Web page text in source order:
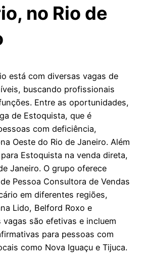
, no Rio de
está com diversas vagas de
buscando profissionais
Entre as oportunidades,
de Estoquista, que é
com deficiência,
Oeste do Rio de Janeiro. Além
Estoquista na venda direta,
Janeiro. O grupo oferece
Pessoa Consultora de Vendas
em diferentes regiões,
Lido, Belford Roxo e
vagas são efetivas e incluem
para pessoas com
como Nova Iguaçu e Tijuca.